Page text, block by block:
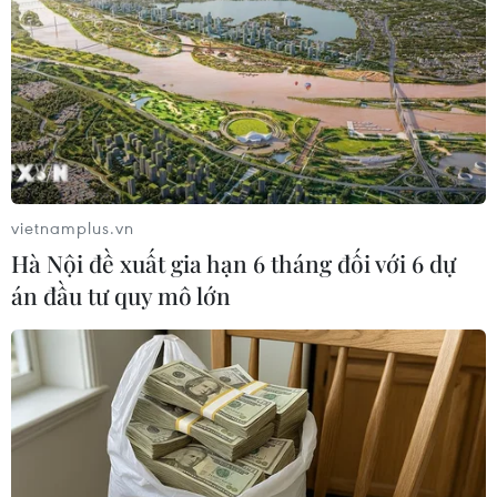
Hiệp hội Vận tải Hàng không Quốc tế (IATA) dự báo đại
dịch COVID-19 sẽ khiến ngành hàng không thế giới chịu
mức thua lỗ kỷ lục hơn 84 tỷ USD trong năm 2020.
vietnamplus.vn
Hà Nội đề xuất gia hạn 6 tháng đối với 6 dự
án đầu tư quy mô lớn